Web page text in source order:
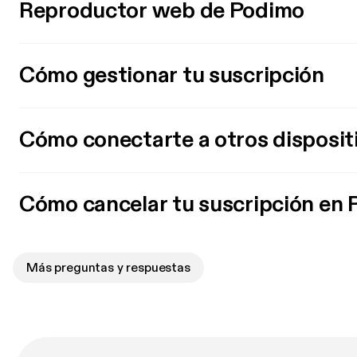
Reproductor web de Podimo
Cómo gestionar tu suscripción
Cómo conectarte a otros
Cómo cancelar tu suscripción en
Más preguntas y respuestas